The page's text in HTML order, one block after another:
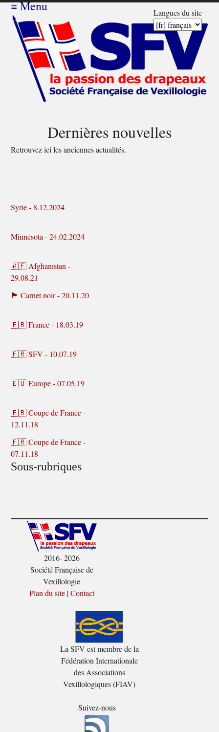
Langues du site
≡Menu
Dernières nouvelles
Retrouvez ici les anciennes actualités.
Syrie - 8.12.2024
Minnesota - 24.02.2024
🇦🇫 Afghanistan -
29.08.21
🏴 Carnet noir - 20.11.20
🇫🇷 France - 18.03.19
🇫🇷 SFV - 10.07.19
🇪🇺 Europe - 07.05.19
🇫🇷 Coupe de France -
12.11.18
🇫🇷 Coupe de France -
07.11.18
Sous-rubriques
2016- 2026
Société Française de
Vexillologie
Plan du site|Contact
La SFV est membre de la
Fédération Internationale
des Associations
Vexillologiques (FIAV)
Suivez-nous